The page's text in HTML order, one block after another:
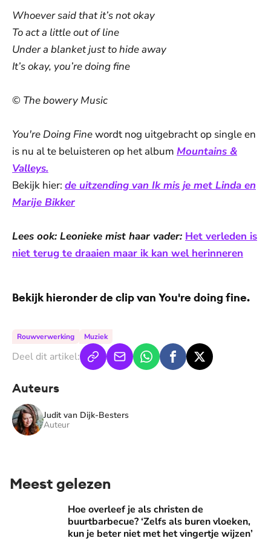
Whoever said that it’s not okay
To act a little out of line
Under a blanket just to hide away
It’s okay, you’re doing fine
© The bowery Music
You're Doing Finewordt nog uitgebracht op single en
is nu al te beluisteren op het album Mountains &
Valleys.
Bekijk hier: de uitzending van Ik mis je met Linda en
Marije Bikker
Lees ook: Leonieke mist haar vader: Het verleden is
niet terug te draaien maar ik kan wel herinneren
Bekijk hieronder de clip van You're doing fine.
Rouwverwerking Muziek
Deel dit artikel:
Auteurs
Judit van Dijk-Besters
Auteur
Meest gelezen
Hoe overleef je als christen de buurtbarbecue? ‘Zelfs als
Hoe overleef je als christen de
buurtbarbecue? ‘Zelfs als buren vloeken,
kun je beter niet met het vingertje wijzen’